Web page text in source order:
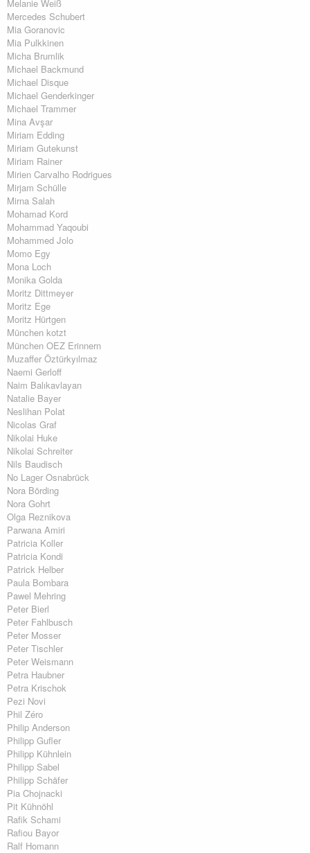
Melanie Weiß
Mercedes Schubert
Mia Goranovic
Mia Pulkkinen
Micha Brumlik
Michael Backmund
Michael Disque
Michael Genderkinger
Michael Trammer
Mina Avşar
Miriam Edding
Miriam Gutekunst
Miriam Rainer
Mirien Carvalho Rodrigues
Mirjam Schülle
Mirna Salah
Mohamad Kord
Mohammad Yaqoubi
Mohammed Jolo
Momo Egy
Mona Loch
Monika Golda
Moritz Dittmeyer
Moritz Ege
Moritz Hürtgen
München kotzt
München OEZ Erinnern
Muzaffer Öztürkyılmaz
Naemi Gerloff
Naim Balıkavlayan
Natalie Bayer
Neslihan Polat
Nicolas Graf
Nikolai Huke
Nikolai Schreiter
Nils Baudisch
No Lager Osnabrück
Nora Börding
Nora Gohrt
Olga Reznikova
Parwana Amiri
Patricia Koller
Patricia Kondi
Patrick Helber
Paula Bombara
Pawel Mehring
Peter Bierl
Peter Fahlbusch
Peter Mosser
Peter Tischler
Peter Weismann
Petra Haubner
Petra Krischok
Pezi Novi
Phil Zéro
Philip Anderson
Philipp Gufler
Philipp Kühnlein
Philipp Sabel
Philipp Schäfer
Pia Chojnacki
Pit Kühnöhl
Rafik Schami
Rafiou Bayor
Ralf Homann